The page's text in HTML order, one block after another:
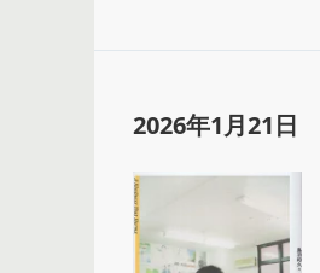
2026年1月21日